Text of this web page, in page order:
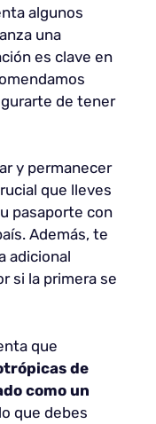
algunos
una
es clave en
de tener
y permanecer
que lleves
pasaporte con
Además, te
adicional
si la primera se
que
de
como un
que debes